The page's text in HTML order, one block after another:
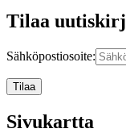
Tilaa
Sähköpostiosoite:
Sivukartta